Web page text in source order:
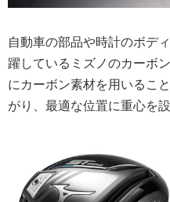
自動車の部品や時計のボデ
躍しているミズノのカーボ
にカーボン素材を用いるこ
がり、最適な位置に重心を設